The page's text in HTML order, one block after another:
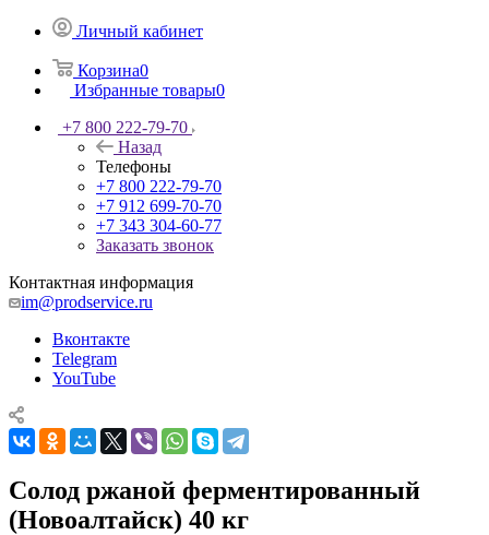
Личный кабинет
Корзина0
Избранные товары0
+7 800 222-79-70
Назад
Телефоны
+7 800 222-79-70
+7 912 699-70-70
+7 343 304-60-77
Заказать звонок
Контактная информация
im@prodservice.ru
Вконтакте
Telegram
YouTube
Солод ржаной ферментированный
(Новоалтайск) 40 кг